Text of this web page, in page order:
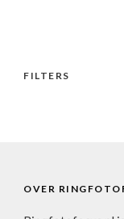
FILTERS
OVER